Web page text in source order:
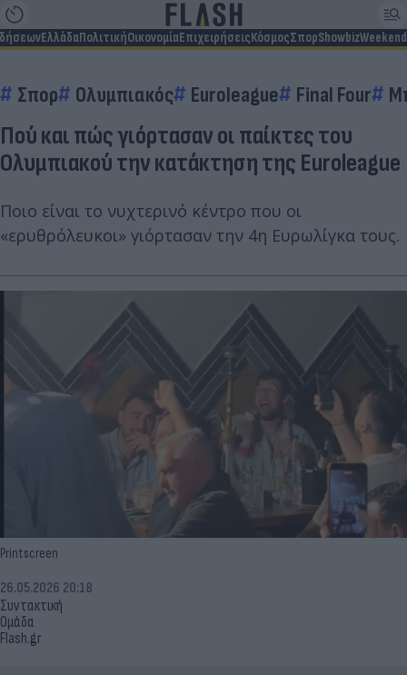
ΕλλάδαΠολιτικήΟικονομίαΕπιχειρήσειςΚόσμοςΣπορShowbizWeekend
Σπορ Ολυμπιακός Euroleague Final Four
Πού και πώς γιόρτασαν οι παίκτες του
Ολυμπιακού την κατάκτηση της Euroleague
Ποιο είναι το νυχτερινό κέντρο που οι
«ερυθρόλευκοι» γιόρτασαν την 4η Ευρωλίγκα τους.
Printscreen
Συντακτική
Ομάδα
Flash.gr
26.05.2026 20:18